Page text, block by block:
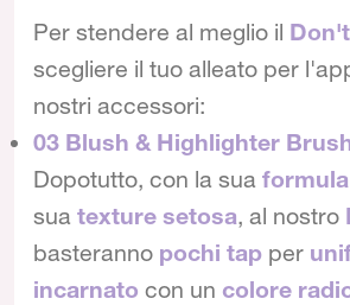
Per stendere al meglio il
scegliere il tuo alleato per
nostri accessori:
03 Blush & Highlighter
Dopotutto, con la sua
sua texture setosa, al nostro
basteranno pochi tap per
incarnato con un colore